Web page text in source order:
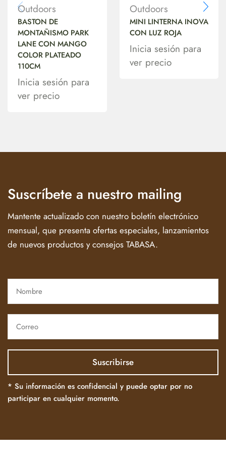
Outdoors
BASTON DE
MONTAÑISMO PARK
LANE CON MANGO
COLOR PLATEADO
110CM
Inicia sesión para
ver precio
Outdoors
MINI LINTERNA INOVA
CON LUZ ROJA
Inicia sesión para
ver precio
Suscríbete a nuestro mailing
Mantente actualizado con nuestro boletín electrónico
mensual, que presenta ofertas especiales, lanzamientos
de nuevos productos y consejos TABASA.
* Su información es confidencial y puede optar por no
participar en cualquier momento.